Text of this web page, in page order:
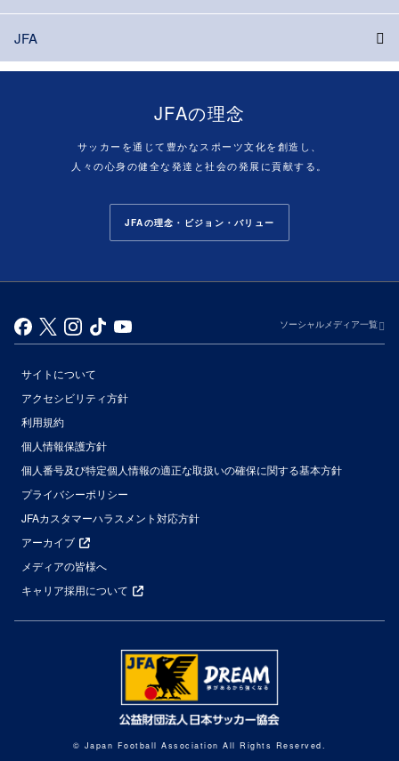
JFA
JFAの理念
サッカーを通じて豊かなスポーツ文化を創造し、
人々の心身の健全な発達と社会の発展に貢献する。
JFAの理念・ビジョン・バリュー
ソーシャルメディア一覧
サイトについて
アクセシビリティ方針
利用規約
個人情報保護方針
個人番号及び特定個人情報の適正な取扱いの確保に関する基本方針
プライバシーポリシー
JFAカスタマーハラスメント対応方針
アーカイブ
メディアの皆様へ
キャリア採用について
© Japan Football Association All Rights Reserved.